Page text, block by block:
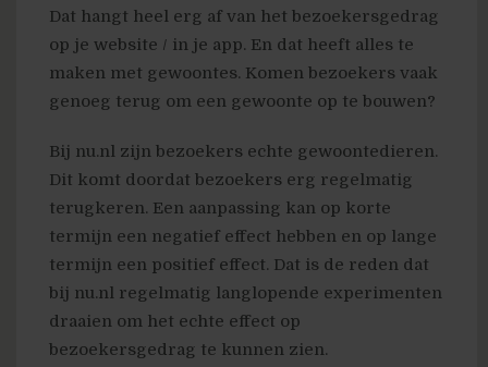
Dat hangt heel erg af van het bezoekersgedrag
op je website / in je app. En dat heeft alles te
maken met gewoontes. Komen bezoekers vaak
genoeg terug om een gewoonte op te bouwen?
Bij nu.nl zijn bezoekers echte gewoontedieren.
Dit komt doordat bezoekers erg regelmatig
terugkeren. Een aanpassing kan op korte
termijn een negatief effect hebben en op lange
termijn een positief effect. Dat is de reden dat
bij nu.nl regelmatig langlopende experimenten
draaien om het echte effect op
bezoekersgedrag te kunnen zien.